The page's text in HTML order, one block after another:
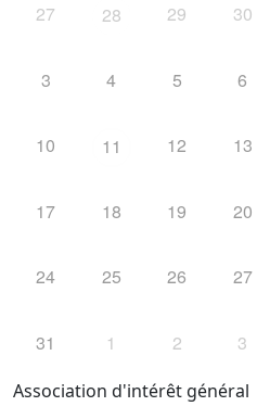
27 28 29 30
3 4 5 6
10 11 12 13
17 18 19 20
24 25 26 27
31 1 2 3
Association d'intérêt général